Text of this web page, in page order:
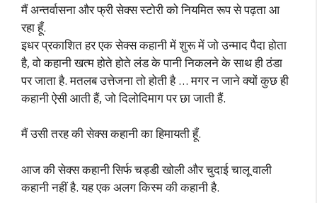
मैं अन्तर्वासना और फ्री सेक्स स्टोरी को नियमित रूप से पढ़ता आ
रहा हूँ.
इधर प्रकाशित हर एक सेक्स कहानी में शुरू में जो उन्माद पैदा होता
है, वो कहानी खत्म होते होते लंड के पानी निकलने के साथ ही ठंडा
पर जाता है. मतलब उत्तेजना तो होती है … मगर न जाने क्यों कुछ ही
कहानी ऐसी आती हैं, जो दिलोदिमाग पर छा जाती हैं.
मैं उसी तरह की सेक्स कहानी का हिमायती हूँ.
आज की सेक्स कहानी सिर्फ चड्डी खोली और चुदाई चालू वाली
कहानी नहीं है. यह एक अलग किस्म की कहानी है.